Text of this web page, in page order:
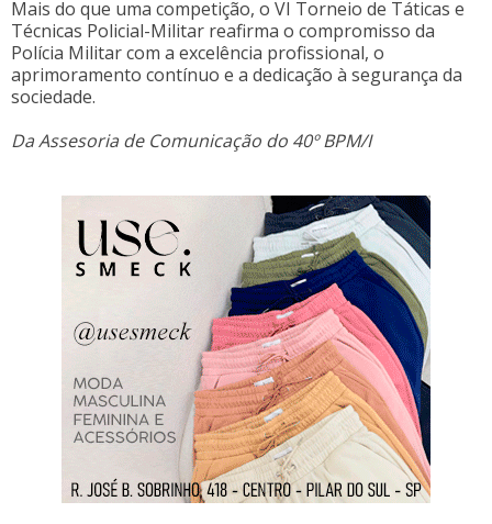
Mais do que uma competição, o VI Torneio de Táticas e
Técnicas Policial-Militar reafirma o compromisso da
Polícia Militar com a excelência profissional, o
aprimoramento contínuo e a dedicação à segurança da
sociedade.
Da Assesoria de Comunicação do 40º BPM/I